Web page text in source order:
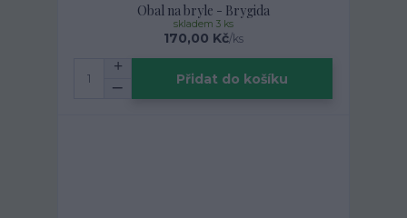
Obal na bryle - Brygida
170,00 Kč/ks
skladem 3 ks
Přidat do košíku